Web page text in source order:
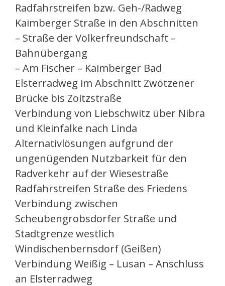
Radfahrstreifen bzw. Geh-/Radweg
Kaimberger Straße in den Abschnitten
– Straße der Völkerfreundschaft –
Bahnübergang
– Am Fischer – Kaimberger Bad
Elsterradweg im Abschnitt Zwötzener
Brücke bis Zoitzstraße
Verbindung von Liebschwitz über Nibra
und Kleinfalke nach Linda
Alternativlösungen aufgrund der
ungenügenden Nutzbarkeit für den
Radverkehr auf der Wiesestraße
Radfahrstreifen Straße des Friedens
Verbindung zwischen
Scheubengrobsdorfer Straße und
Stadtgrenze westlich
Windischenbernsdorf (Geißen)
Verbindung Weißig – Lusan – Anschluss
an Elsterradweg